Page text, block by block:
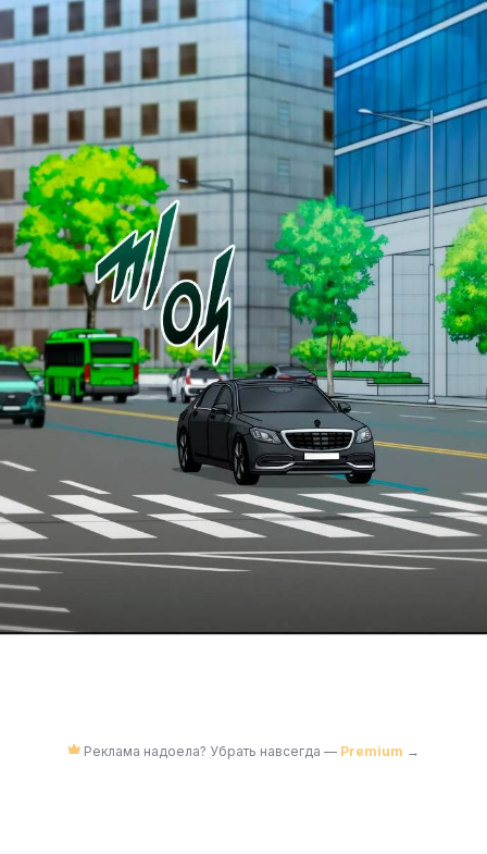
Реклама надоела? Убрать навсегда — Premium →